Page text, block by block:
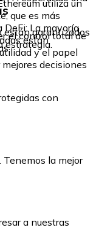
están garantizados
estrategia.
utiliza un
que es más
La mayoría
están
y el papel
decisiones
el control total de
con
Tenemos la mejor
a nuestras